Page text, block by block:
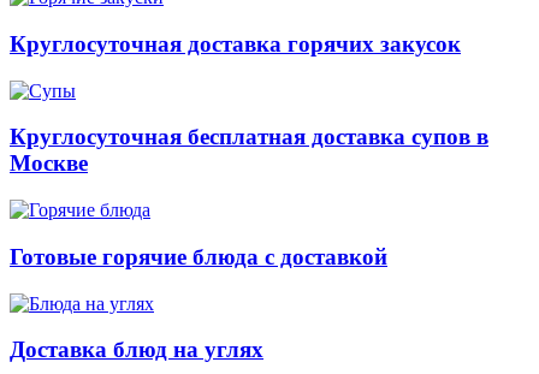
Круглосуточная доставка горячих закусок
Круглосуточная бесплатная доставка супов в
Москве
Готовые горячие блюда с доставкой
Доставка блюд на углях